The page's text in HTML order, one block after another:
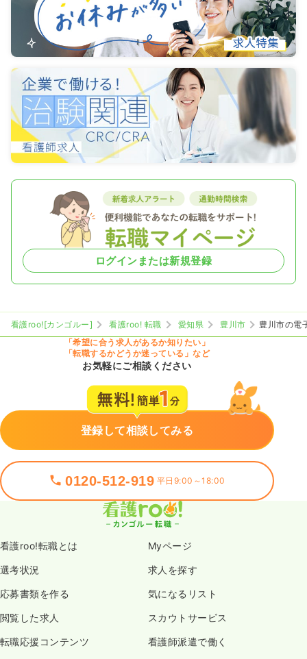
ログインまたは新規登録
看護roo![カンゴルー] 看護roo! 転職 愛知県 豊川市
豊川市の電
「希望に合う求人があるか知りたい」
「転職するかどうか迷っている」など
お気軽にご相談ください
登録して相談してみる
0120-512-919 平日9:00～18:00
看護roo!転職とは Myページ
選考状況 求人を探す
応募書類を作る 気になるリスト
閲覧した求人 スカウトサービス
転職応援コンテンツ 看護師派遣で働く